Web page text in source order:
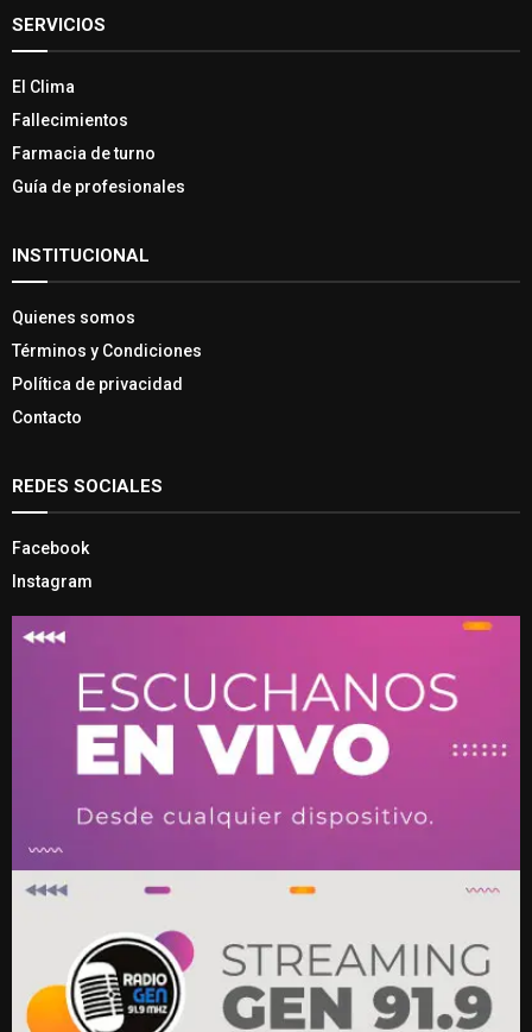
SERVICIOS
El Clima
Fallecimientos
Farmacia de turno
Guía de profesionales
INSTITUCIONAL
Quienes somos
Términos y Condiciones
Política de privacidad
Contacto
REDES SOCIALES
Facebook
Instagram